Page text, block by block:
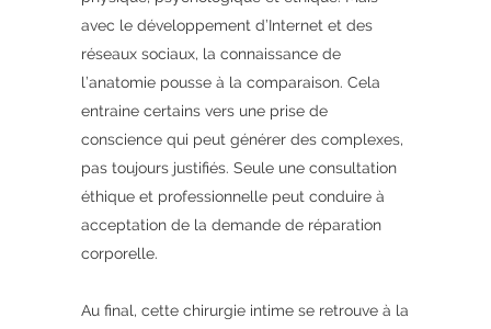
avec le développement d’Internet et des
réseaux sociaux, la connaissance de
l’anatomie pousse à la comparaison. Cela
entraine certains vers une prise de
conscience qui peut générer des complexes,
pas toujours justifiés. Seule une consultation
éthique et professionnelle peut conduire à
acceptation de la demande de réparation
corporelle.
Au final, cette chirurgie intime se retrouve à la